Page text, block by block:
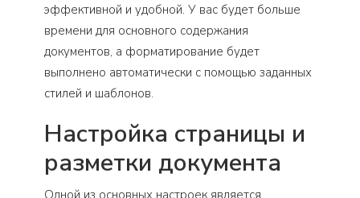
эффективной и удобной. У вас будет больше
времени для основного содержания
документов, а форматирование будет
выполнено автоматически с помощью заданных
стилей и шаблонов.
Настройка страницы и
разметки документа
Одной из основных настроек является